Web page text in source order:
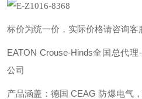
标价为统一价，实际价格请咨询客
EATON Crouse-Hinds全国总代
公司
产品涵盖：德国 CEAG 防爆电气